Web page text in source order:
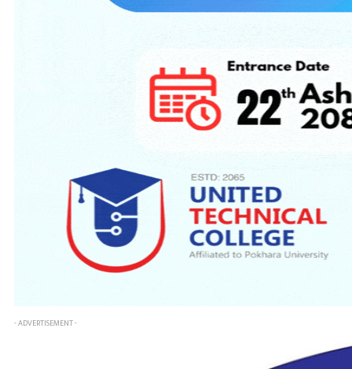
- ADVERTISEMENT -